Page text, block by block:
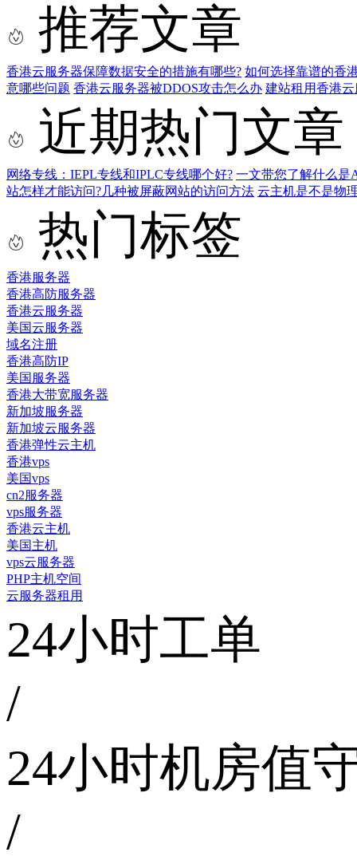
推荐文章
香港云服务器保障数据安全的措施有哪些? 如何选择靠谱的香
意哪些问题 香港云服务器被DDOS攻击怎么办 建站租用香港
近期热门文章
网络专线：IEPL专线和IPLC专线哪个好? 一文带您了解什么是
站怎样才能访问?几种被屏蔽网站的访问方法 云主机是不是物
热门标签
香港服务器
香港高防服务器
香港云服务器
美国云服务器
域名注册
香港高防IP
美国服务器
香港大带宽服务器
新加坡服务器
新加坡云服务器
香港弹性云主机
香港vps
美国vps
cn2服务器
vps服务器
香港云主机
美国主机
vps云服务器
PHP主机空间
云服务器租用
24小时工单
/
24小时机房值
/